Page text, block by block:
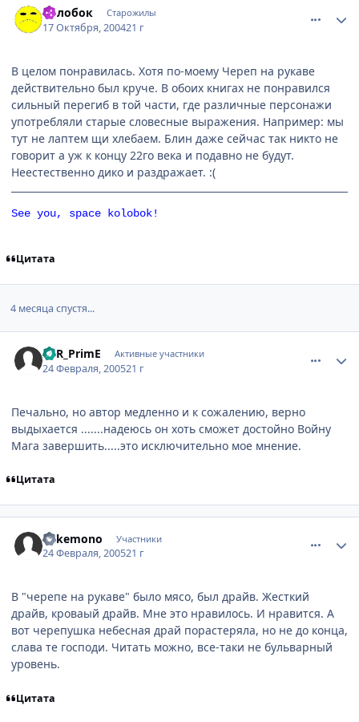
Колобок Старожилы
17 Октября, 200421 г
В целом понравилась. Хотя по-моему Череп на рукаве
действительно был круче. В обоих книгах не понравился
сильный перегиб в той части, где различные персонажи
употребляли старые словесные выражения. Например: мы
тут не лаптем щи хлебаем. Блин даже сейчас так никто не
говорит а уж к концу 22го века и подавно не будут.
Неестественно дико и раздражает. :(
See you, space kolobok!
Цитата
4 месяца спустя...
ZoR_PrimE Активные участники
24 Февраля, 200521 г
Печально, но автор медленно и к сожалению, верно
выдыхается .......надеюсь он хоть сможет достойно Войну
Мага завершить.....это исключительно мое мнение.
Цитата
Bakemono Участники
24 Февраля, 200521 г
В "черепе на рукаве" было мясо, был драйв. Жесткий
драйв, кроваый драйв. Мне это нравилось. И нравится. А
вот черепушка небесная драй порастеряла, но не до конца,
слава те господи. Читать можно, все-таки не бульварный
уровень.
Цитата